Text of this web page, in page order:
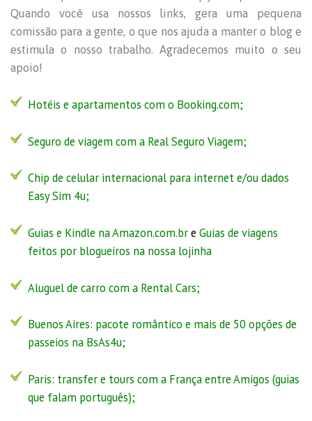
Quando você usa nossos links, gera uma pequena
comissão para a gente, o que nos ajuda a manter o blog e
estimula o nosso trabalho. Agradecemos muito o seu
apoio!
Hotéis e apartamentos com o Booking.com;
Seguro de viagem com a Real Seguro Viagem;
Chip de celular internacional para internet e/ou dados
Easy Sim 4u;
Guias e Kindle na Amazon.com.bre Guias de viagens
feitos por blogueiros na nossa lojinha
Aluguel de carro com a Rental Cars;
Buenos Aires: pacote romântico e mais de 50 opções de
passeios na BsAs4u;
Paris: transfer e tours com a França entre Amigos (guias
que falam português);